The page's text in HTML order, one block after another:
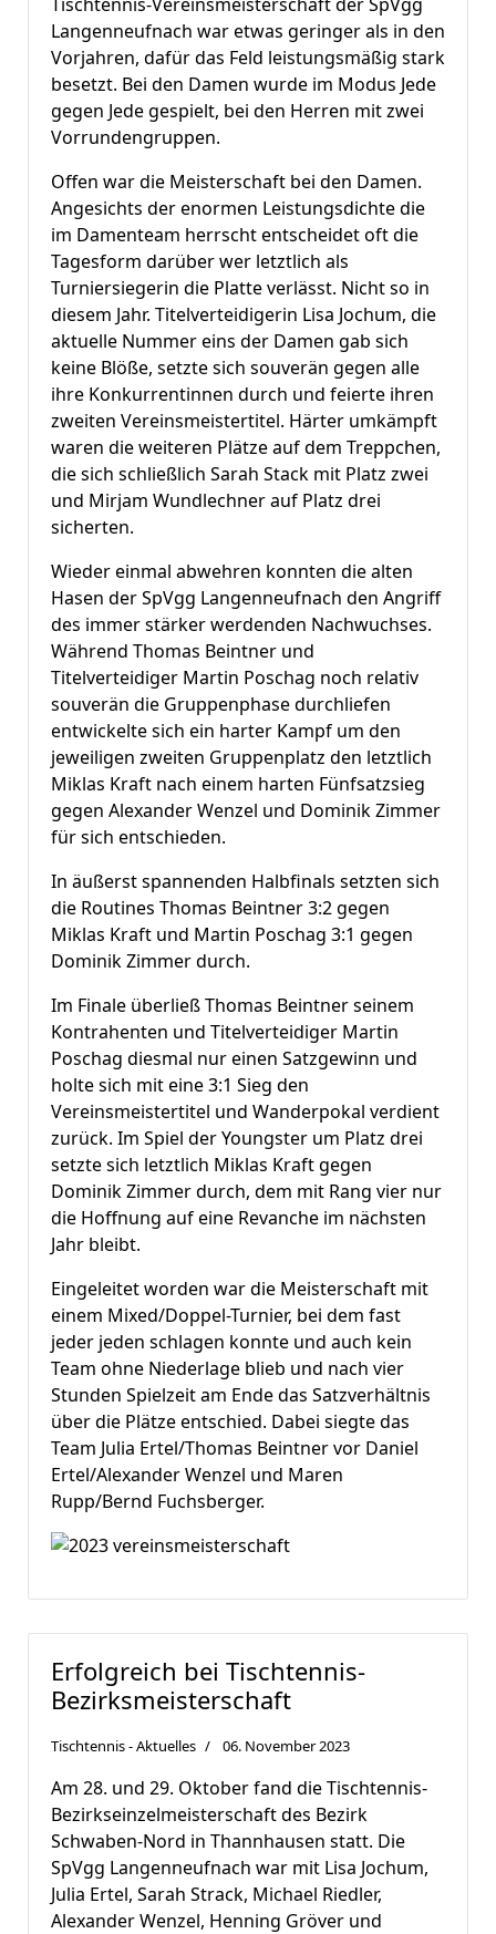
Langenneufnach war etwas geringer als in den
Vorjahren, dafür das Feld leistungsmäßig stark
besetzt. Bei den Damen wurde im Modus Jede
gegen Jede gespielt, bei den Herren mit zwei
Vorrundengruppen.
Offen war die Meisterschaft bei den Damen.
Angesichts der enormen Leistungsdichte die
im Damenteam herrscht entscheidet oft die
Tagesform darüber wer letztlich als
Turniersiegerin die Platte verlässt. Nicht so in
diesem Jahr. Titelverteidigerin Lisa Jochum, die
aktuelle Nummer eins der Damen gab sich
keine Blöße, setzte sich souverän gegen alle
ihre Konkurrentinnen durch und feierte ihren
zweiten Vereinsmeistertitel. Härter umkämpft
waren die weiteren Plätze auf dem Treppchen,
die sich schließlich Sarah Stack mit Platz zwei
und Mirjam Wundlechner auf Platz drei
sicherten.
Wieder einmal abwehren konnten die alten
Hasen der SpVgg Langenneufnach den Angriff
des immer stärker werdenden Nachwuchses.
Während Thomas Beintner und
Titelverteidiger Martin Poschag noch relativ
souverän die Gruppenphase durchliefen
entwickelte sich ein harter Kampf um den
jeweiligen zweiten Gruppenplatz den letztlich
Miklas Kraft nach einem harten Fünfsatzsieg
gegen Alexander Wenzel und Dominik Zimmer
für sich entschieden.
In äußerst spannenden Halbfinals setzten sich
die Routines Thomas Beintner 3:2 gegen
Miklas Kraft und Martin Poschag 3:1 gegen
Dominik Zimmer durch.
Im Finale überließ Thomas Beintner seinem
Kontrahenten und Titelverteidiger Martin
Poschag diesmal nur einen Satzgewinn und
holte sich mit eine 3:1 Sieg den
Vereinsmeistertitel und Wanderpokal verdient
zurück. Im Spiel der Youngster um Platz drei
setzte sich letztlich Miklas Kraft gegen
Dominik Zimmer durch, dem mit Rang vier nur
die Hoffnung auf eine Revanche im nächsten
Jahr bleibt.
Eingeleitet worden war die Meisterschaft mit
einem Mixed/Doppel-Turnier, bei dem fast
jeder jeden schlagen konnte und auch kein
Team ohne Niederlage blieb und nach vier
Stunden Spielzeit am Ende das Satzverhältnis
über die Plätze entschied. Dabei siegte das
Team Julia Ertel/Thomas Beintner vor Daniel
Ertel/Alexander Wenzel und Maren
Rupp/Bernd Fuchsberger.
Erfolgreich bei Tischtennis-
Bezirksmeisterschaft
Tischtennis - Aktuelles 06. November 2023
Am 28. und 29. Oktober fand die Tischtennis-
Bezirkseinzelmeisterschaft des Bezirk
Schwaben-Nord in Thannhausen statt. Die
SpVgg Langenneufnach war mit Lisa Jochum,
Julia Ertel, Sarah Strack, Michael Riedler,
Alexander Wenzel, Henning Gröver und